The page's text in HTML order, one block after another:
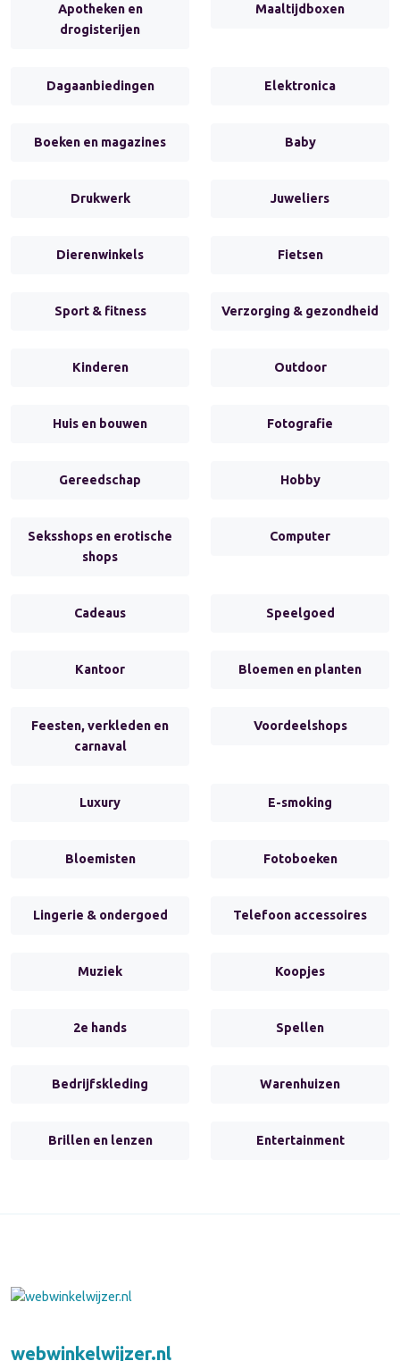
Apotheken en
drogisterijen
Maaltijdboxen
Dagaanbiedingen Elektronica
Boeken en magazines Baby
Drukwerk Juweliers
Dierenwinkels Fietsen
Sport & fitness Verzorging & gezondheid
Kinderen Outdoor
Huis en bouwen Fotografie
Gereedschap Hobby
Seksshops en erotische
shops
Computer
Cadeaus Speelgoed
Kantoor Bloemen en planten
Feesten, verkleden en
carnaval
Voordeelshops
Luxury E-smoking
Bloemisten Fotoboeken
Lingerie & ondergoed Telefoon accessoires
Muziek Koopjes
2e hands Spellen
Bedrijfskleding Warenhuizen
Brillen en lenzen Entertainment
webwinkelwijzer.nl